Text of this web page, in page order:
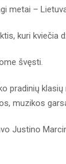
metai –
kuri kviečia
švęsti.
pradinių
muzikos
Justino